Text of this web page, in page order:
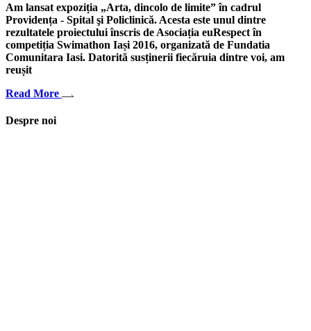
Am lansat expoziția „Arta, dincolo de limite” în cadrul
Providența - Spital şi Policlinică. Acesta este unul dintre
rezultatele proiectului înscris de Asociația euRespect în
competiția Swimathon Iași 2016, organizată de Fundatia
Comunitara Iasi. Datorită susținerii fiecăruia dintre voi, am
reușit
Read More
Despre noi